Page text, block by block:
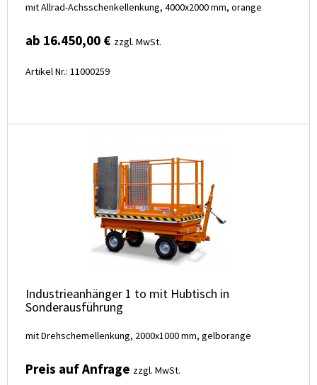
mit Allrad-Achsschenkellenkung, 4000x2000 mm, orange
ab 16.450,00 € zzgl. MwSt.
Artikel Nr.: 11000259
Industrieanhänger 1 to mit Hubtisch in
Sonderausführung
mit Drehschemellenkung, 2000x1000 mm, gelborange
Preis auf Anfrage zzgl. MwSt.